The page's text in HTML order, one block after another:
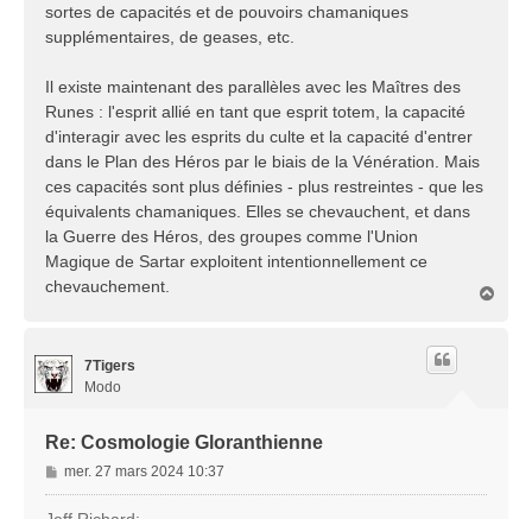
sortes de capacités et de pouvoirs chamaniques
supplémentaires, de geases, etc.
Il existe maintenant des parallèles avec les Maîtres des
Runes : l'esprit allié en tant que esprit totem, la capacité
d'interagir avec les esprits du culte et la capacité d'entrer
dans le Plan des Héros par le biais de la Vénération. Mais
ces capacités sont plus définies - plus restreintes - que les
équivalents chamaniques. Elles se chevauchent, et dans
la Guerre des Héros, des groupes comme l'Union
Magique de Sartar exploitent intentionnellement ce
chevauchement.
7Tigers
Modo
Re: Cosmologie Gloranthienne
M
e
s
mer. 27 mars 2024 10:37